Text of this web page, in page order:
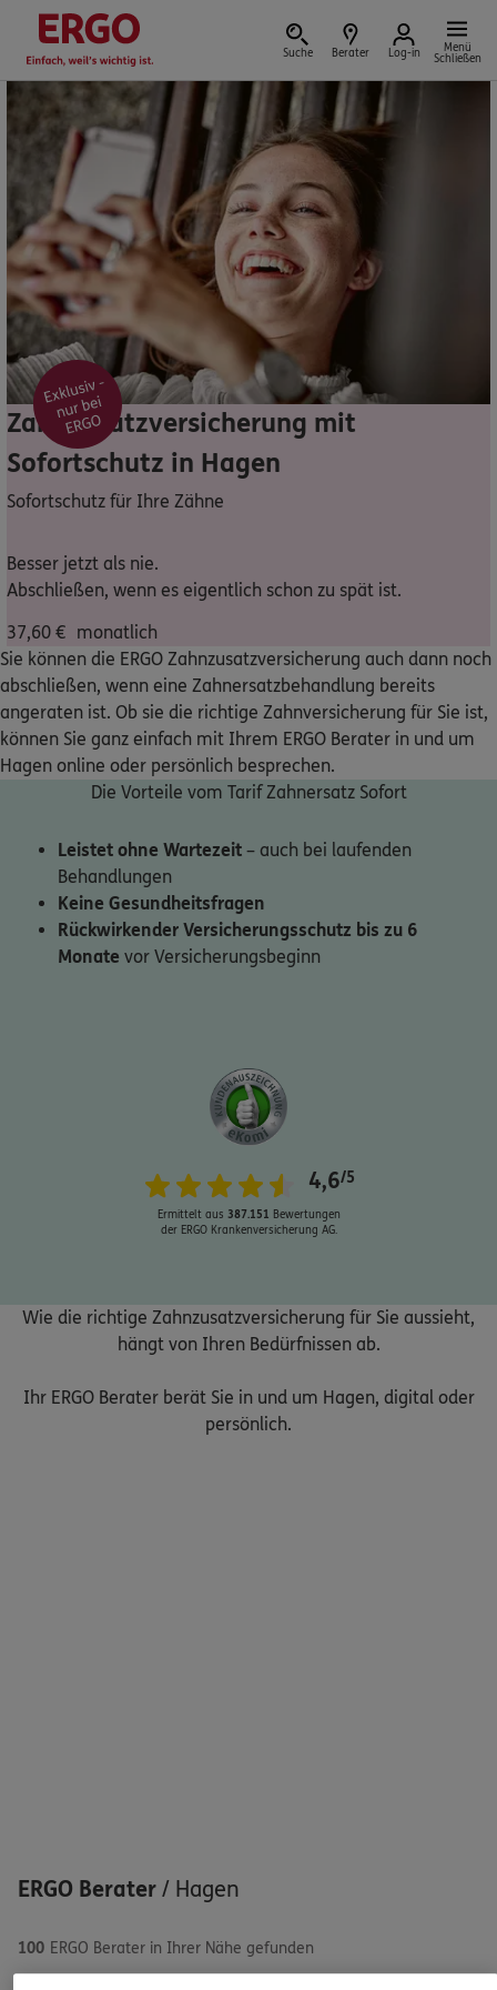
Suche Berater Log-in
Menü
Schließen
Versicherung vor Ort
Schaden oder Leistungsfall melden
Bequem online oder telefonisch
Rechnung einreichen
Nicht sicher, was Sie benötigen?
Bequem online oder telefonisch
Service
Meine Versicherungen
Sehen Sie auf einen Blick Ihre Versicherungen bei ERGO,
dem ERGO Rechtsschutz und der DKV.
Bequem online oder telefonisch
Zahnzusatzversicherung mit
Sofortschutz in Hagen
Sofortschutz für Ihre Zähne
Besser jetzt als nie.
Abschließen, wenn es eigentlich schon zu spät ist.
37,60 € monatlich
Sie können die ERGO Zahnzusatzversicherung auch dann noch
abschließen, wenn eine Zahnersatzbehandlung bereits
angeraten ist. Ob sie die richtige Zahnversicherung für Sie ist,
können Sie ganz einfach mit Ihrem ERGO Berater in und um
Hagen online oder persönlich besprechen.
Die Vorteile vom Tarif Zahnersatz Sofort
Leistet ohne Wartezeit – auch bei laufenden
Behandlungen
Keine Gesundheitsfragen
Rückwirkender Versicherungsschutz bis zu 6
Monate vor Versicherungsbeginn
4,6/5
Ermittelt aus 387.151 Bewertungen
der ERGO Krankenversicherung AG.
Wie die richtige Zahnzusatzversicherung für Sie aussieht,
hängt von Ihren Bedürfnissen ab.
Ihr ERGO Berater berät Sie in und um Hagen, digital oder
persönlich.
ERGO Berater / Hagen
100 ERGO Berater in Ihrer Nähe gefunden